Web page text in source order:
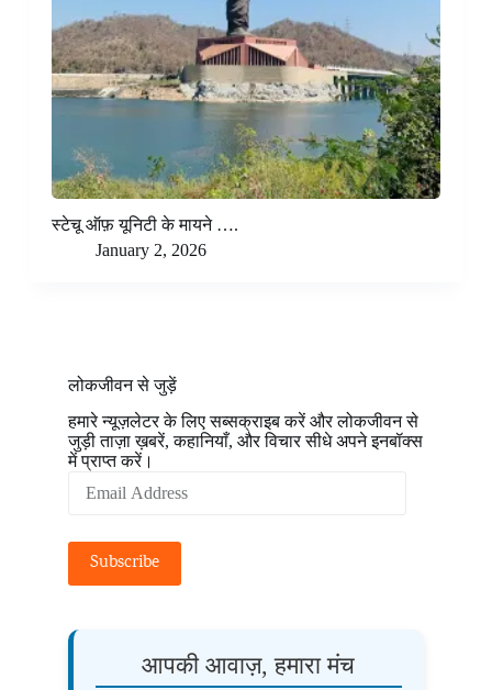
स्टेचू ऑफ़ यूनिटी के मायने ….
January 2, 2026
लोकजीवन से जुड़ें
हमारे न्यूज़लेटर के लिए सब्सक्राइब करें और लोकजीवन से
जुड़ी ताज़ा ख़बरें, कहानियाँ, और विचार सीधे अपने इनबॉक्स
में प्राप्त करें।
Address
Subscribe
आपकी आवाज़, हमारा मंच